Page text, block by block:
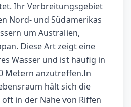
Ihr Verbreitungsgebiet
Nord- und Südamerikas
um Australien,
Diese Art zeigt eine
Wasser und ist häufig in
Metern anzutreffen.In
hält sich die
in der Nähe von Riffen